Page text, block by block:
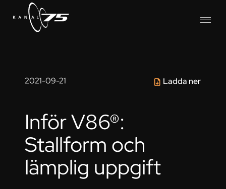
2021-09-21 Ladda ner
Inför V86®:
Stallform och
lämplig uppgift